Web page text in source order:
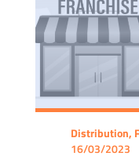
Distribution,
16/03/2023